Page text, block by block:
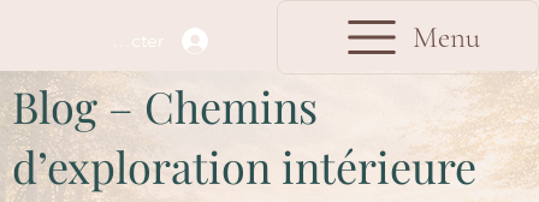
Se connecter Menu
Blog – Chemins
d’exploration intérieure